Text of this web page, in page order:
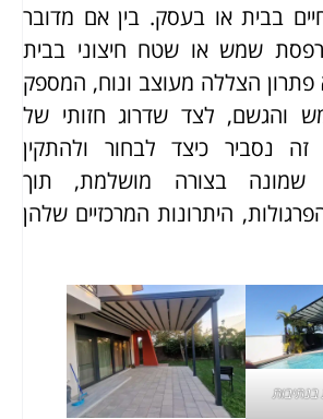
בבית או בעסק. בין אם מדובר
שמש או שטח חיצוני בבית
פתרון הצללה מעוצב ונוח, המספק
והגשם, לצד שדרוג חזותי של
נסביר כיצד לבחור ולהתקין
שמונה בצורה מושלמת, תוך
היתרונות המרכזיים שלהן
בנתיבות